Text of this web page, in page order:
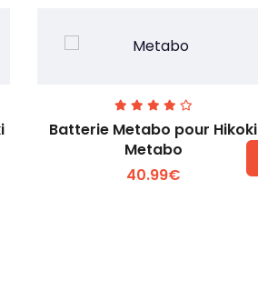
Voir plus +
Batterie Metabo pour Hikoki
Metabo
40.99€